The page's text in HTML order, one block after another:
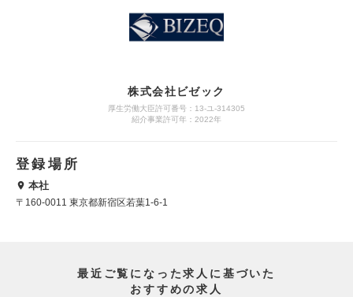
株式会社ビゼック
厚生労働大臣許可番号：13-ユ-314305
紹介事業許可年：2022年
登録場所
本社
〒160-0011 東京都新宿区若葉1-6-1
最近ご覧になった求人に基づいた
おすすめの求人